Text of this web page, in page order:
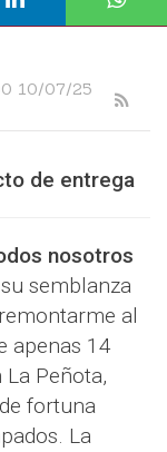
10/07/25
de entrega
nosotros
semblanza
al
apenas 14
Peñota,
fortuna
La